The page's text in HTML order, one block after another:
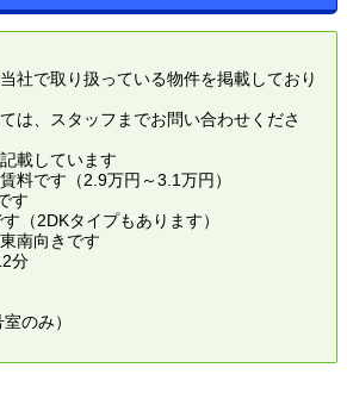
社で取り扱っている物件を掲載しており
は、スタッフまでお問い合わせくださ
載しています
料です（2.9万円～3.1万円）
す
（2DKタイプもあります）
南向きです
分
のみ）